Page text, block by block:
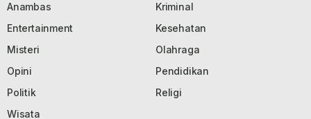
Anambas
Kriminal
Entertainment
Kesehatan
Misteri
Olahraga
Opini
Pendidikan
Politik
Religi
Wisata